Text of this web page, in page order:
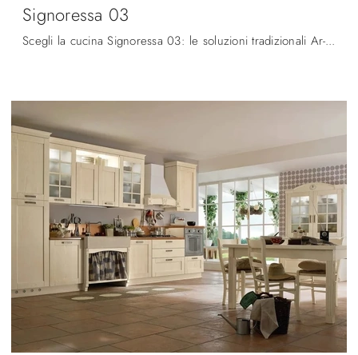
Signoressa 03
Scegli la cucina Signoressa 03: le soluzioni tradizionali Ar-Tre in legno sono sinonimo di qualità, stile e design.